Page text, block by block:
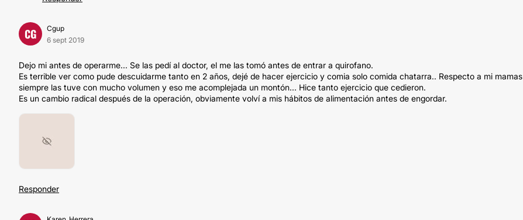
CG
Cgup
6 sept 2019
Dejo mi antes de operarme... Se las pedí al doctor, el me las tomó antes de entrar a quirofano.
Es terrible ver como pude descuidarme tanto en 2 años, dejé de hacer ejercicio y comia solo comida chatarra.. Respecto a mi mamas
siempre las tuve con mucho volumen y eso me acomplejada un montón... Hice tanto ejercicio que cedieron.
Es un cambio radical después de la operación, obviamente volví a mis hábitos de alimentación antes de engordar.
Responder